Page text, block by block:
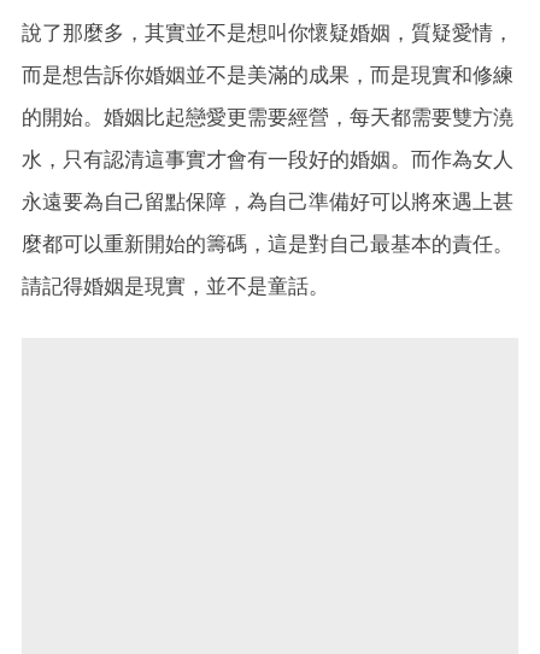
說了那麼多，其實並不是想叫你懷疑婚姻，質疑愛情，
而是想告訴你婚姻並不是美滿的成果，而是現實和修練
的開始。婚姻比起戀愛更需要經營，每天都需要雙方澆
水，只有認清這事實才會有一段好的婚姻。而作為女人
永遠要為自己留點保障，為自己準備好可以將來遇上甚
麼都可以重新開始的籌碼，這是對自己最基本的責任。
請記得婚姻是現實，並不是童話。